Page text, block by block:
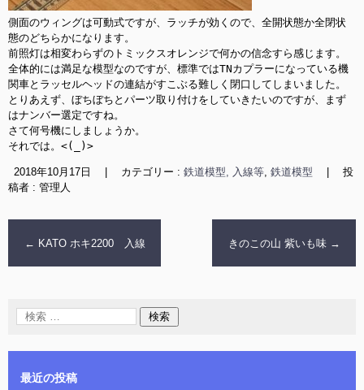
側面のウィングは可動式ですが、ラッチが効くので、全開状態か全閉状
態のどちらかになります。
前照灯は相変わらずのトミックスオレンジで何かの信念すら感じます。
全体的には満足な模型なのですが、標準ではTNカプラーになっている機
関車とラッセルヘッドの連結がすこぶる難しく閉口してしまいました。
とりあえず、ぼちぼちとパーツ取り付けをしていきたいのですが、まず
はナンバー選定ですね。
さて何号機にしましょうか。
それでは。<(_)>
2018年10月17日 カテゴリー : 鉄道模型, 入線等, 鉄道模型
投
稿者 : 管理人
← KATO ホキ2200 入線 きのこの山 紫いも味 →
最近の投稿